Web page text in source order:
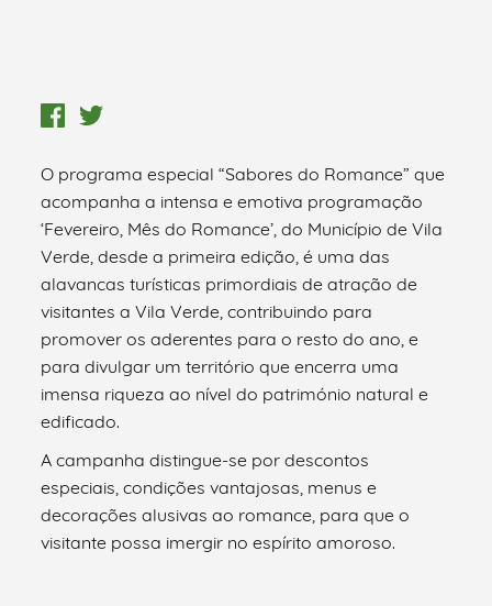
O programa especial “Sabores do Romance” que
acompanha a intensa e emotiva programação
‘Fevereiro, Mês do Romance’, do Município de Vila
Verde, desde a primeira edição, é uma das
alavancas turísticas primordiais de atração de
visitantes a Vila Verde, contribuindo para
promover os aderentes para o resto do ano, e
para divulgar um território que encerra uma
imensa riqueza ao nível do património natural e
edificado.
A campanha distingue-se por descontos
especiais, condições vantajosas, menus e
decorações alusivas ao romance, para que o
visitante possa imergir no espírito amoroso.